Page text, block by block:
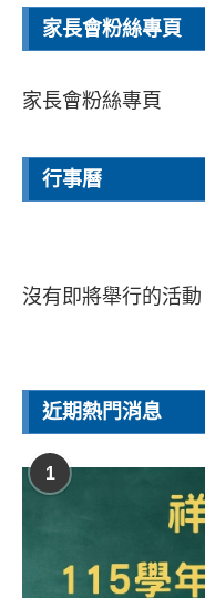
家長會粉絲專頁
家長會粉絲專頁
行事曆
沒有即將舉行的活動
近期熱門消息
1